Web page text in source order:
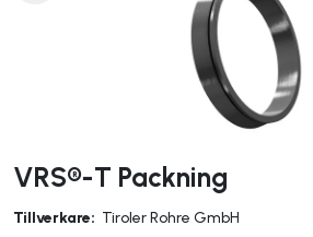
VRS®-T Packning
Tillverkare: Tiroler Rohre GmbH